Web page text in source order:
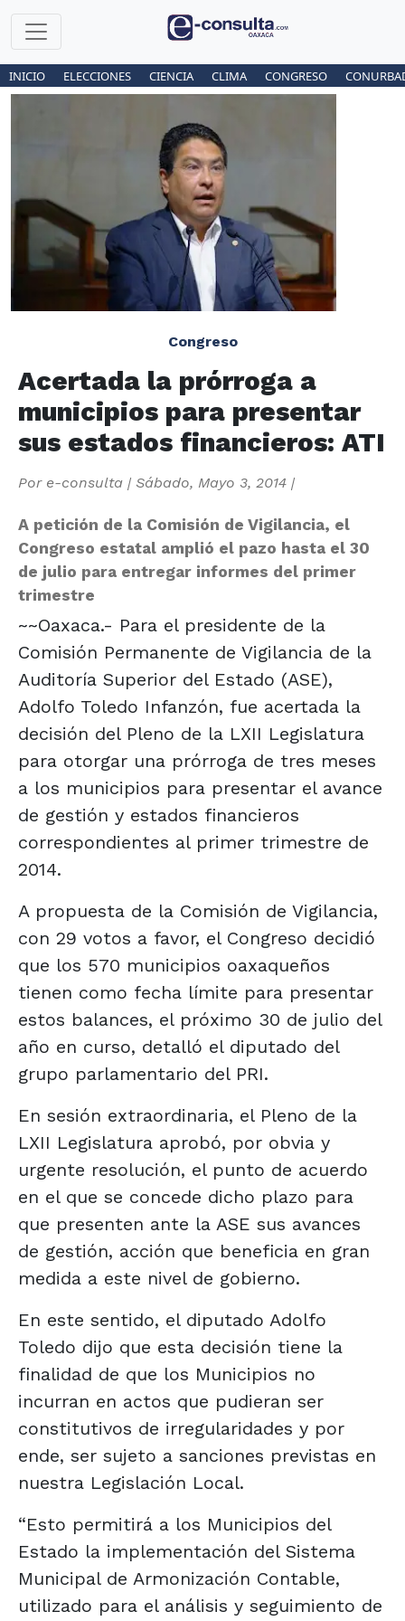
INICIO ELECCIONES CIENCIA CLIMA CONGRESO
Congreso
Acertada la prórroga a
municipios para presentar
sus estados financieros: ATI
Por e-consulta | Sábado, Mayo 3, 2014 |
A petición de la Comisión de Vigilancia, el
Congreso estatal amplió el pazo hasta el 30
de julio para entregar informes del primer
trimestre
~~Oaxaca.- Para el presidente de la
Comisión Permanente de Vigilancia de la
Auditoría Superior del Estado (ASE),
Adolfo Toledo Infanzón, fue acertada la
decisión del Pleno de la LXII Legislatura
para otorgar una prórroga de tres meses
a los municipios para presentar el avance
de gestión y estados financieros
correspondientes al primer trimestre de
2014.
A propuesta de la Comisión de Vigilancia,
con 29 votos a favor, el Congreso decidió
que los 570 municipios oaxaqueños
tienen como fecha límite para presentar
estos balances, el próximo 30 de julio del
año en curso, detalló el diputado del
grupo parlamentario del PRI.
En sesión extraordinaria, el Pleno de la
LXII Legislatura aprobó, por obvia y
urgente resolución, el punto de acuerdo
en el que se concede dicho plazo para
que presenten ante la ASE sus avances
de gestión, acción que beneficia en gran
medida a este nivel de gobierno.
En este sentido, el diputado Adolfo
Toledo dijo que esta decisión tiene la
finalidad de que los Municipios no
incurran en actos que pudieran ser
constitutivos de irregularidades y por
ende, ser sujeto a sanciones previstas en
nuestra Legislación Local.
“Esto permitirá a los Municipios del
Estado la implementación del Sistema
Municipal de Armonización Contable,
utilizado para el análisis y seguimiento de